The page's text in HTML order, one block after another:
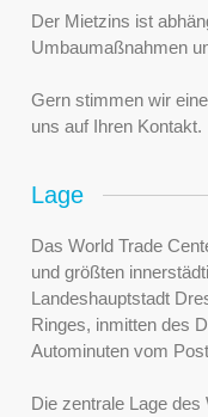
Der Mietzins ist
Umbaumaßnahmen
Gern stimmen wir
uns auf Ihren Kontakt.
Lage
Das World Trade
und größten
Landeshauptstadt
Ringes, inmitten des
Autominuten vom
Die zentrale Lage